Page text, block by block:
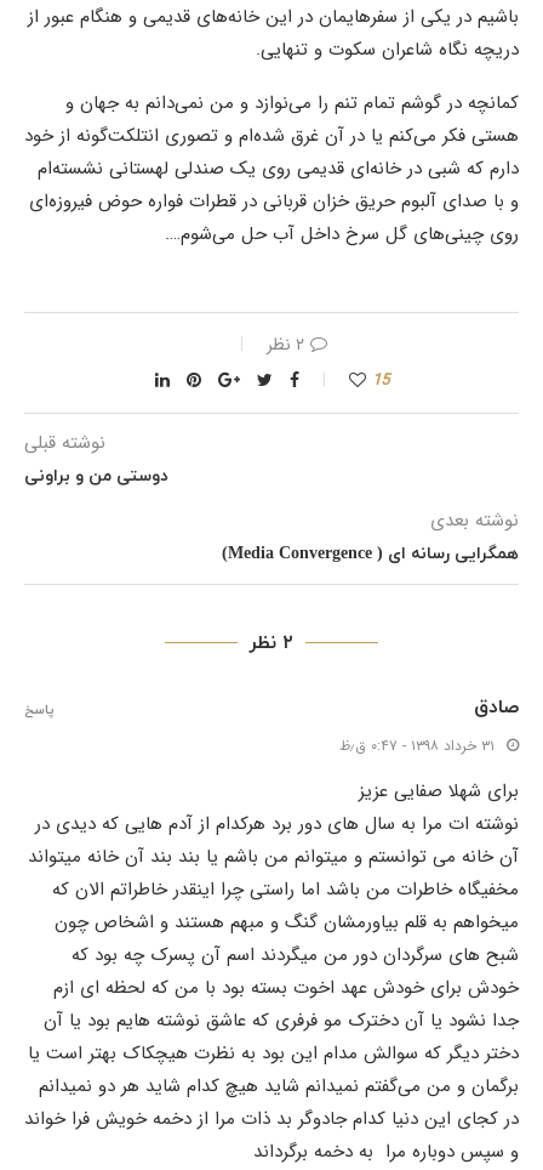
باشیم در یکی از سفرهایمان در این خانه‌های قدیمی و هنگام عبور از
دریچه نگاه شاعران سکوت و تنهایی.
کمانچه در گوشم تمام تنم را می‌نوازد و من نمی‌دانم به جهان و
هستی فکر می‌کنم یا در آن غرق شده‌ام و تصوری انتلکت‌گونه از خود
دارم که شبی در خانه‌ای قدیمی روی یک صندلی لهستانی نشسته‌ام
و با صدای آلبوم حریق خزان قربانی در قطرات فواره حوض فیروزه‌ای
روی چینی‌های گل سرخ داخل آب حل می‌شوم….
۲ نظر
15
نوشته قبلی
دوستی من و براونی
نوشته بعدی
همگرایی رسانه‌ ای ( Media Convergence)
۲ نظر
صادق
۳۱ خرداد ۱۳۹۸ - ۰:۴۷ ق٫ظ
برای شهلا صفایی عزیز
نوشته ات مرا به سال های دور برد هرکدام از آدم هایی که دیدی در
آن خانه می توانستم و میتوانم من باشم یا بند بند آن خانه میتواند
مخفیگاه خاطرات من باشد اما راستی چرا اینقدر خاطراتم الان که
میخواهم به قلم بیاورمشان گنگ و مبهم هستند و اشخاص چون
شبح های سرگردان دور من میگردند اسم آن پسرک چه بود که
خودش برای خودش عهد اخوت بسته بود با من که لحظه ای ازم
جدا نشود یا آن دخترک مو فرفری که عاشق نوشته هایم بود یا آن
دختر دیگر که سوالش مدام این بود به نظرت هیچکاک بهتر است یا
برگمان و من می‌گفتم نمیدانم شاید هیچ کدام شاید هر دو نمیدانم
در کجای این دنیا کدام جادوگر بد ذات مرا از دخمه خویش فرا خواند
و سپس دوباره مرا به دخمه برگرداند
پاسخ